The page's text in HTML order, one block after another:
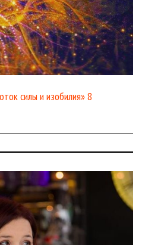
силы и изобилия» 8